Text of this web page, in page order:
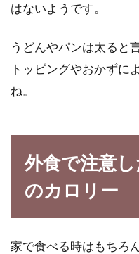
感情
はないようです。
うどんやパンは太ると
トッピングやおかずに
ね。
外食で注意
のカロリー
家で食べる時はもちろ